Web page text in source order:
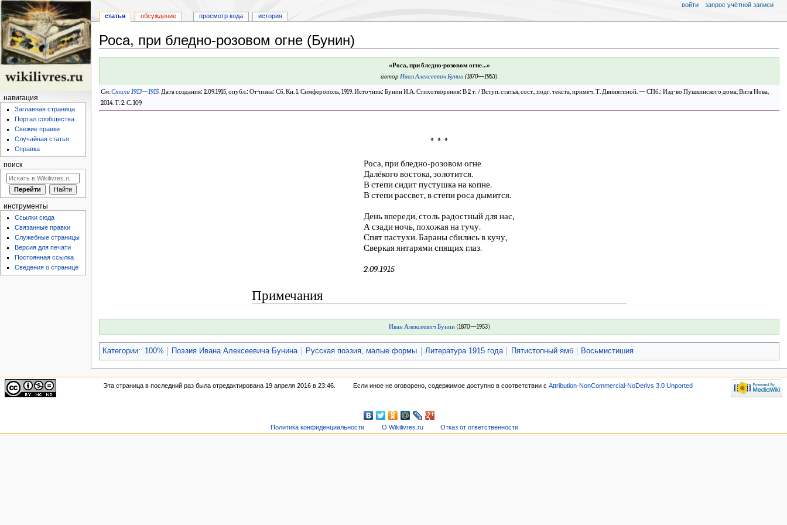
Роса, при бледно-розовом огне (Бунин)
навигации
поиску
«Роса, при бледно-розовом огне…»
авторИван Алексеевич Бунин (1870—1953)
См. Стихи 1913—1915. Дата создания: 2.09.1915, опубл.: Отчизна: Сб. Кн. 1. Симферополь, 1919. Источник: Бунин И.А. Стихотворения: В 2 т. / Вступ. статья, сост., подг. текста, примеч. Т. Двинятиной. — СПб.: Изд-во Пушкинского дома, Вита Нова,
2014. Т. 2. С. 109
* * *
Роса, при бледно-розовом огне
Далёкого востока, золотится.
В степи сидит пустушка на копне.
В степи рассвет, в степи роса дымится.
День впереди, столь радостный для нас,
А сзади ночь, похожая на тучу.
Спят пастухи. Бараны сбились в кучу,
Сверкая янтарями спящих глаз.
2.09.1915
Примечания
Иван Алексеевич Бунин(1870—1953)
Категории: 100% Поэзия Ивана Алексеевича Бунина Русская поэзия, малые формы Литература 1915 года Пятистопный ямб Восьмистишия
статья обсуждение просмотр кода история
войти запрос учётной записи
навигация
Заглавная страница
Портал сообщества
Свежие правки
Случайная статья
Справка
поиск
инструменты
Ссылки сюда
Связанные правки
Служебные страницы
Версия для печати
Постоянная ссылка
Сведения о странице
Эта страница в последний раз была отредактирована 19 апреля 2016 в 23:46. Если иное не оговорено, содержимое доступно в соответствии с Attribution-NonCommercial-NoDerivs 3.0 Unported
Политика конфиденциальности О Wikilivres.ru Отказ от ответственности